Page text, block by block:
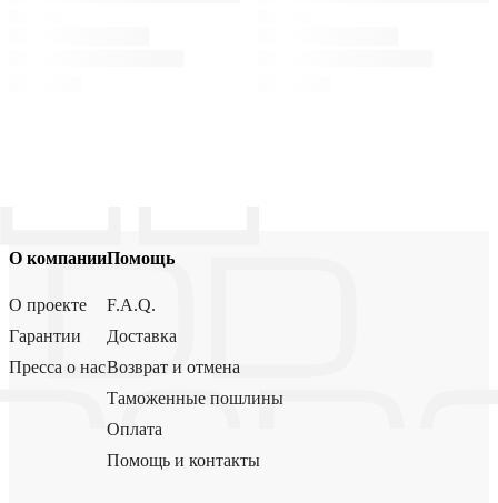
О компании
О проекте
Гарантии
Пресса о нас
Помощь
F.A.Q.
Доставка
Возврат и отмена
Таможенные пошлины
Оплата
Помощь и контакты